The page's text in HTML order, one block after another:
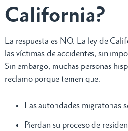
California?
La respuesta es NO. La ley de
las víctimas de accidentes, sin
Sin embargo, muchas personas
reclamo porque temen que:
Las autoridades migratorias
Pierdan su proceso de